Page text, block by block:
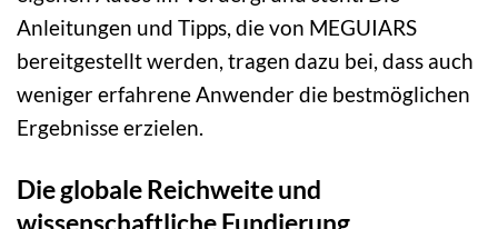
Anleitungen und Tipps, die von MEGUIARS
bereitgestellt werden, tragen dazu bei, dass auch
weniger erfahrene Anwender die bestmöglichen
Ergebnisse erzielen.
Die globale Reichweite und
wissenschaftliche Fundierung